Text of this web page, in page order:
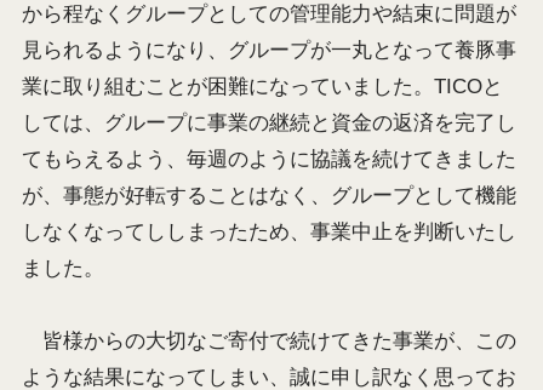
から程なくグループとしての管理能力や結束に問題が
見られるようになり、グループが一丸となって養豚事
業に取り組むことが困難になっていました。TICOと
しては、グループに事業の継続と資金の返済を完了し
てもらえるよう、毎週のように協議を続けてきました
が、事態が好転することはなく、グループとして機能
しなくなってししまったため、事業中止を判断いたし
ました。
皆様からの大切なご寄付で続けてきた事業が、この
ような結果になってしまい、誠に申し訳なく思ってお